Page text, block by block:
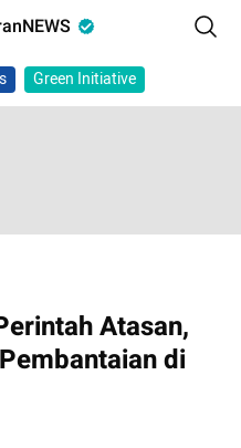
Green Initiative
Atasan,
di